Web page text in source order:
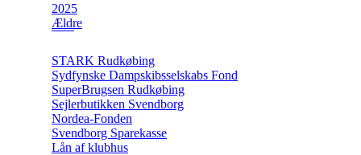
2025
Ældre
STARK Rudkøbing
Sydfynske Dampskibsselskabs Fond
SuperBrugsen Rudkøbing
Sejlerbutikken Svendborg
Nordea-Fonden
Svendborg Sparekasse
Lån af klubhus